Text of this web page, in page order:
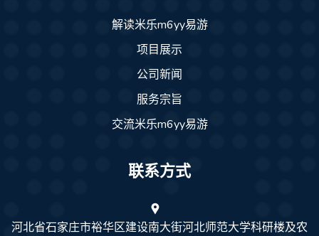
解读米乐m6yy易游
项目展示
公司新闻
服务宗旨
交流米乐m6yy易游
联系方式
河北省石家庄市裕华区建设南大街河北师范大学科研楼及农